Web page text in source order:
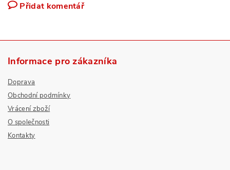
Přidat komentář
Informace pro zákazníka
Doprava
Obchodní podmínky
Vrácení zboží
O společnosti
Kontakty